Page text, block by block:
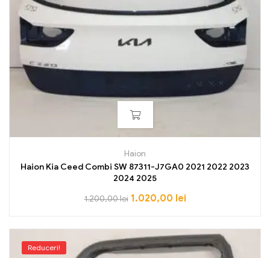
Haion
Haion Kia Ceed Combi SW 87311-J7GA0 2021 2022 2023
2024 2025
1.200,00lei 1.020,00 lei
Reduceri!